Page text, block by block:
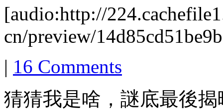
[audio:http://
cn/preview/
| 16 Comments
猜猜我是啥，謎底最後